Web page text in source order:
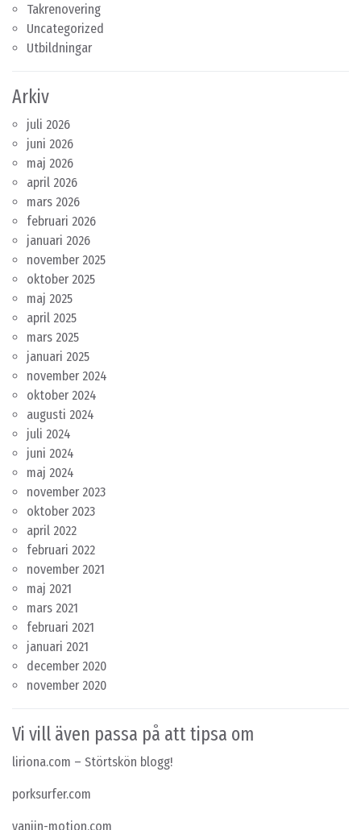
Takrenovering
Uncategorized
Utbildningar
Arkiv
juli 2026
juni 2026
maj 2026
april 2026
mars 2026
februari 2026
januari 2026
november 2025
oktober 2025
maj 2025
april 2025
mars 2025
januari 2025
november 2024
oktober 2024
augusti 2024
juli 2024
juni 2024
maj 2024
november 2023
oktober 2023
april 2022
februari 2022
november 2021
maj 2021
mars 2021
februari 2021
januari 2021
december 2020
november 2020
Vi vill även passa på att tipsa om
liriona.com – Störtskön blogg!
porksurfer.com
yanjin-motion.com